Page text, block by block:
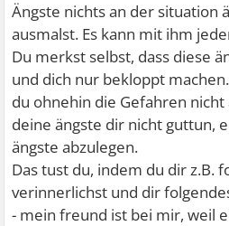
Ängste nichts an der situation
ausmalst. Es kann mit ihm
Du merkst selbst, dass diese
und dich nur bekloppt
du ohnehin die Gefahren
deine ängste dir nicht guttun,
ängste abzulegen.
Das tust du, indem du dir z.B.
verinnerlichst und dir
- mein freund ist bei mir, weil